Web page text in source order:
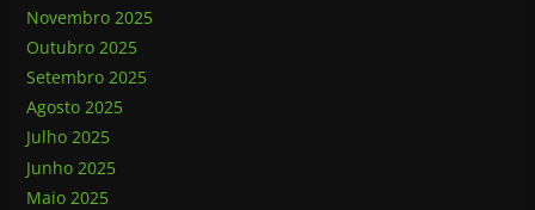
Novembro 2025
Outubro 2025
Setembro 2025
Agosto 2025
Julho 2025
Junho 2025
Maio 2025